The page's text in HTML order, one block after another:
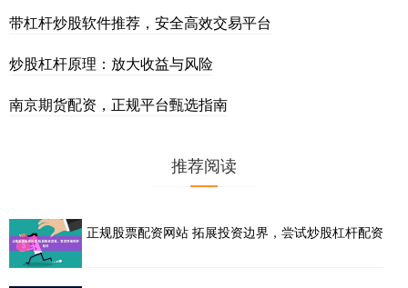
带杠杆炒股软件推荐，安全高效交易平台
炒股杠杆原理：放大收益与风险
南京期货配资，正规平台甄选指南
推荐阅读
正规股票配资网站 拓展投资边界，尝试炒股杠杆配资